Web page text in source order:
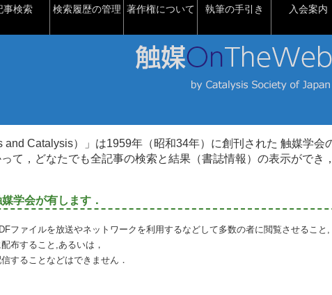
事検索 検索履歴の管理 著作権について 執筆の手引き 入会案内
and Catalysis）」は1959年（昭和34年）に創刊された 触媒学会
て，どなたでも全記事の検索と結果（書誌情報）の表示ができ
学会が有します．
ファイルを放送やネットワークを利用するなどして多数の者に閲覧させること,
布すること,あるいは，
することなどはできません．